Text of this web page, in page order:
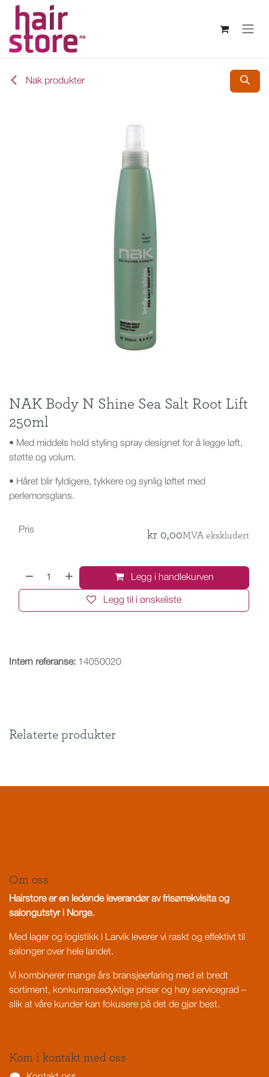
Skip to Content
Nak produkter
NAK Body N Shine Sea Salt Root Lift
250ml
• Med middels hold styling spray designet for å legge løft,
støtte og volum.
• Håret blir fyldigere, tykkere og synlig løftet med
perlemorsglans.
Legg i handlekurven
Legg til i ønskeliste
Pris kr 0,00MVA ekskludert
Intern referanse: 14050020
Relaterte produkter
Om oss
Hairstore er en ledende leverandør av frisørrekvisita og
salongutstyr i Norge.
Med lager og logistikk i Larvik leverer vi raskt og effektivt til
salonger over hele landet.
Vi kombinerer mange års bransjeerfaring med et bredt
sortiment, konkurransedyktige priser og høy servicegrad –
slik at våre kunder kan fokusere på det de gjør best.
Kom i kontakt med oss